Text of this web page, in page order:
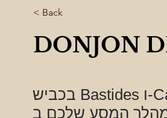
< Back
DONJON
בכביש Bastides ו-Castelnaux המוביל מאוך ל-Marciac, עצרו